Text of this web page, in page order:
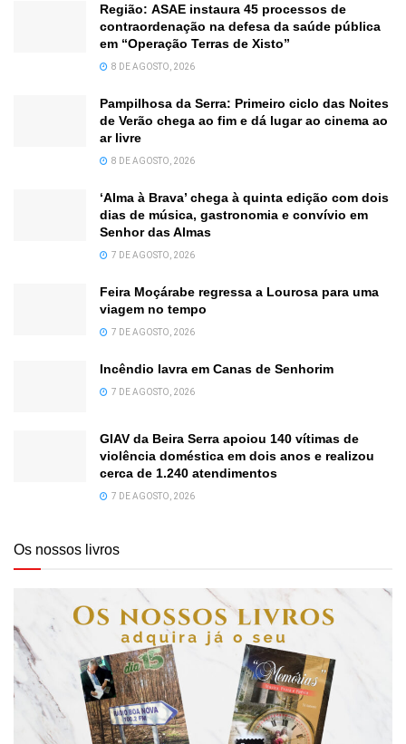
Região: ASAE instaura 45 processos de
contraordenação na defesa da saúde pública
em “Operação Terras de Xisto”
8 DE AGOSTO, 2026
Pampilhosa da Serra: Primeiro ciclo das Noites
de Verão chega ao fim e dá lugar ao cinema ao
ar livre
8 DE AGOSTO, 2026
‘Alma à Brava’ chega à quinta edição com dois
dias de música, gastronomia e convívio em
Senhor das Almas
7 DE AGOSTO, 2026
Feira Moçárabe regressa a Lourosa para uma
viagem no tempo
7 DE AGOSTO, 2026
Incêndio lavra em Canas de Senhorim
7 DE AGOSTO, 2026
GIAV da Beira Serra apoiou 140 vítimas de
violência doméstica em dois anos e realizou
cerca de 1.240 atendimentos
7 DE AGOSTO, 2026
Os nossos livros